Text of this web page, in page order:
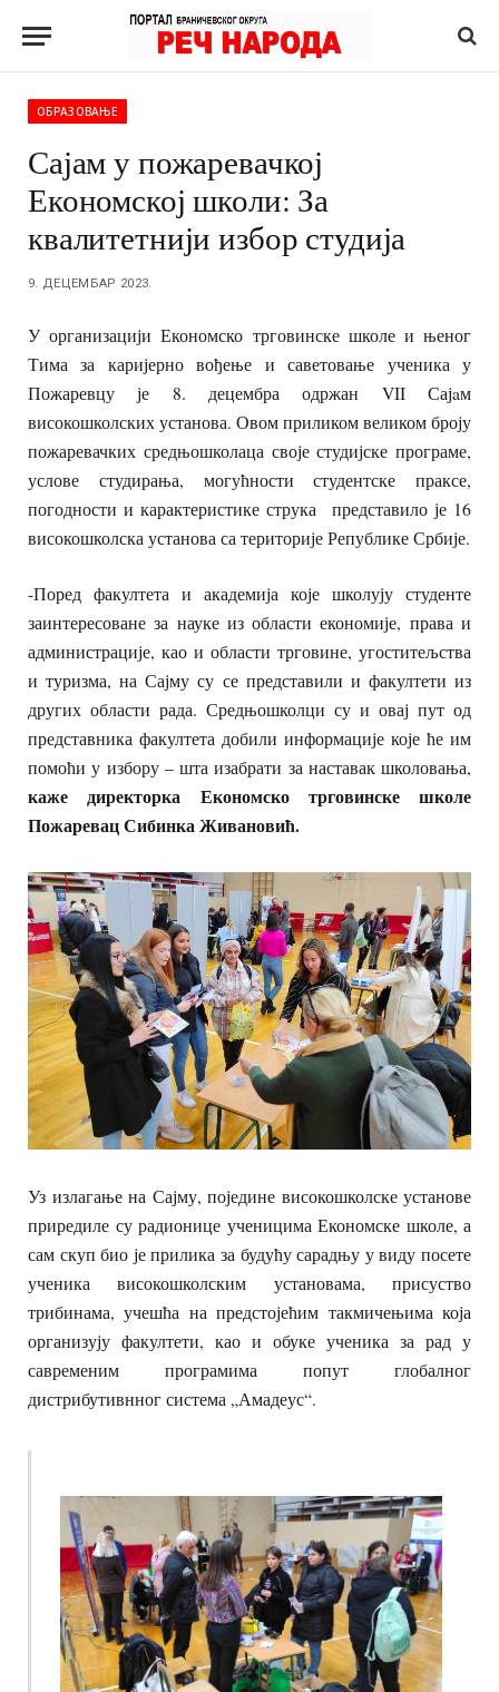
ОБРАЗОВАЊЕ
Сајам у пожаревачкој
Економској школи: За
квалитетнији избор студија
9. ДЕЦЕМБАР 2023.
У организацији Економско трговинске школе и њеног
Тима за каријерно вођење и саветовање ученика у
Пожаревцу је 8. децембра одржан VII Сајaм
високошколских установа. Овом приликом великом броју
пожаревачких средњошколаца своје студијске програме,
услове студирања, могућности студентске праксе,
погодности и карактеристике струка представило је 16
високошколска установа са територије Републике Србије.
-Поред факултета и академија које школују студенте
заинтересоване за науке из области економије, права и
администрације, као и области трговине, угоститељства
и туризма, на Сајму су се представили и факултети из
других области рада. Средњошколци су и овај пут од
представника факултета добили информације које ће им
помоћи у избору – шта изабрати за наставак школовања,
каже директорка Економско трговинске школе
Пожаревац Сибинка Живановић.
Уз излагање на Сајму, поједине високошколске установе
приредиле су радионице ученицима Економске школе, а
сам скуп био је прилика за будућу сарадњу у виду посете
ученика високошколским установама, присуство
трибинама, учешћа на предстојећим такмичењима која
организују факултети, као и обуке ученика за рад у
савременим програмима попут глобалног
дистрибутивнног система „Амадеус“.